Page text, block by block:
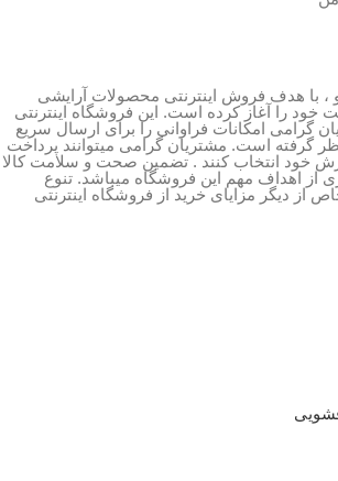
، با هدف فروش اینترنتی محصولات آرایشی
خود را آغاز کرده است. این فروشگاه اینترنتی
گرامی امکانات فراوانی را برای ارسال سریع
گرفته است. مشتریان گرامی میتوانند پرداخت
خود انتخاب کنند . تضمین صحت و سلامت کالا
از اهداف مهم این فروشگاه میباشد. تنوع
از دیگر مزایای خرید از فروشگاه اینترنتی